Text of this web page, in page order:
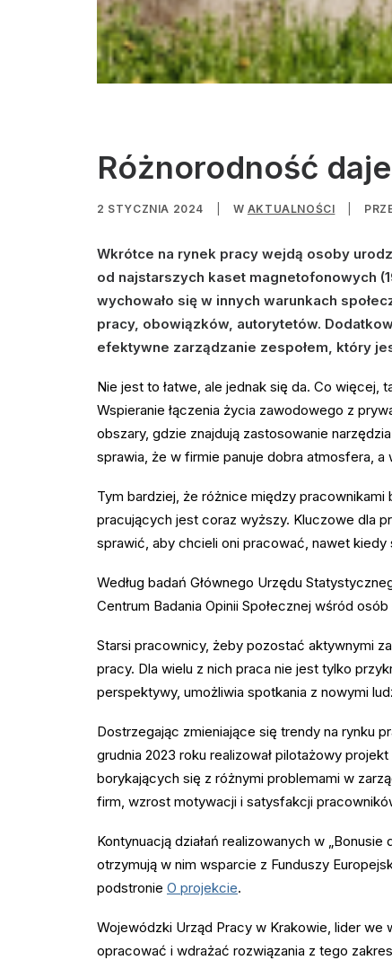
Różnorodność
2 STYCZNIA 2024 W AKTUALNOŚCI
Wkrótce na rynek pracy wejdą osoby
od najstarszych kaset magnetofonowych
wychowało się w innych warunkach
pracy, obowiązków, autorytetów.
efektywne zarządzanie zespołem, który
Nie jest to łatwe, ale jednak się da. Co
Wspieranie łączenia życia zawodowego z
obszary, gdzie znajdują zastosowanie
sprawia, że w firmie panuje dobra atmosfera,
Tym bardziej, że różnice między
pracujących jest coraz wyższy. Kluczowe dla
sprawić, aby chcieli oni pracować, nawet
Według badań Głównego Urzędu
Centrum Badania Opinii Społecznej wśród
Starsi pracownicy, żeby pozostać aktywnymi
pracy. Dla wielu z nich praca nie jest tylko
perspektywy, umożliwia spotkania z nowymi
Dostrzegając zmieniające się trendy na rynku
grudnia 2023 roku realizował pilotażowy
borykających się z różnymi problemami w
firm, wzrost motywacji i satysfakcji
Kontynuacją działań realizowanych w
otrzymują w nim wsparcie z Funduszy
podstronie O projekcie.
Wojewódzki Urząd Pracy w Krakowie, lider we
opracować i wdrażać rozwiązania z tego